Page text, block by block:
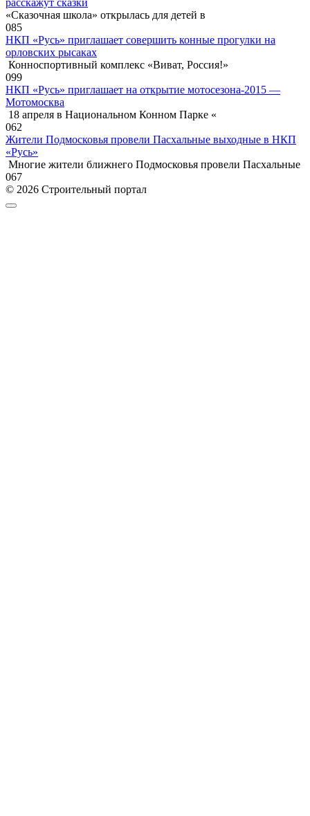
«Сказочная школа» открылась для детей в
085
НКП «Русь» приглашает совершить конные прогулки на
орловских рысаках
Конноспортивный комплекс «Виват, Россия!»
099
НКП «Русь» приглашает на открытие мотосезона-2015 —
Мотомосква
18 апреля в Национальном Конном Парке «
062
Жители Подмосковья провели Пасхальные выходные в НКП
«Русь»
Многие жители ближнего Подмосковья провели Пасхальные
067
© 2026 Строительный портал